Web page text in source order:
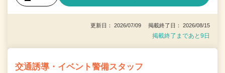
更新日： 2026/07/09 掲載終了日： 2026/08/15
掲載終了まであと9日
交通誘導・イベント警備スタッフ